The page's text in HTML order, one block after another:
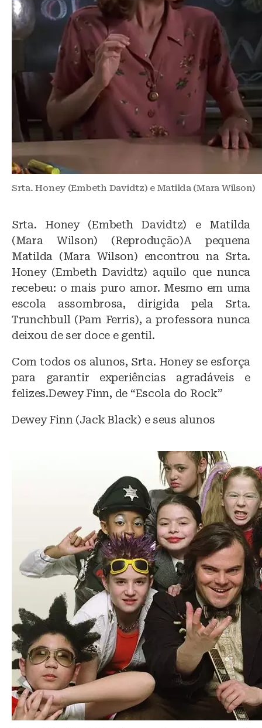
Srta. Honey (Embeth Davidtz) e Matilda (Mara Wilson)
Srta. Honey (Embeth Davidtz) e Matilda
(Mara Wilson) (Reprodução)A pequena
Matilda (Mara Wilson) encontrou na Srta.
Honey (Embeth Davidtz) aquilo que nunca
recebeu: o mais puro amor. Mesmo em uma
escola assombrosa, dirigida pela Srta.
Trunchbull (Pam Ferris), a professora nunca
deixou de ser doce e gentil.
Com todos os alunos, Srta. Honey se esforça
para garantir experiências agradáveis e
felizes.Dewey Finn, de “Escola do Rock”
Dewey Finn (Jack Black) e seus alunos